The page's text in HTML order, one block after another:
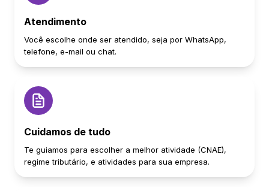
Atendimento
Você escolhe onde ser atendido, seja por WhatsApp,
telefone, e-mail ou chat.
Cuidamos de tudo
Te guiamos para escolher a melhor atividade (CNAE),
regime tributário, e atividades para sua empresa.